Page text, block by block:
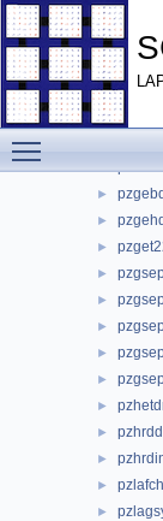
►
►
►
►
►
►
►
►
►
►
►
►
►
►
►
►
►
►
►